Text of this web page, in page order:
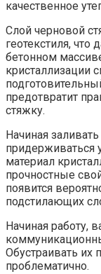
качественное
Слой черновой
геотекстиля,
бетонном
кристаллизации
предотвратит
стяжку.
Начиная
придерживаться
материал
прочностные
появится
подстилающих
Начиная работу,
Обустраивать их
проблематично.